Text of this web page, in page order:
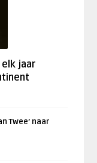
jaar
Twee’ naar